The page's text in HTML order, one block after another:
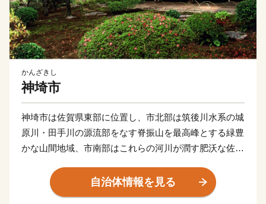
かんざきし
神埼市
神埼市は佐賀県東部に位置し、市北部は筑後川水系の城
原川・田手川の源流部をなす脊振山を最高峰とする緑豊
かな山間地域、市南部はこれらの河川が潤す肥沃な佐賀
市内には吉野ヶ里遺跡や歴史的建造物、神社などの多
くの歴史的、文化的遺産があり、様々な郷土芸能や伝統
自治体情報を見る